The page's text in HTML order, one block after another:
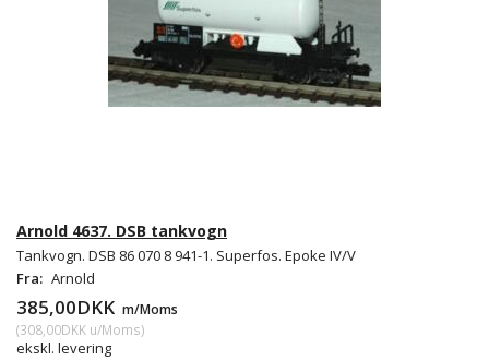
Arnold 4637. DSB tankvogn
Tankvogn. DSB 86 070 8 941-1. Superfos. Epoke IV/V
Fra: Arnold
385,00DKK m/Moms
(308,00DKK u/Moms)
ekskl. levering